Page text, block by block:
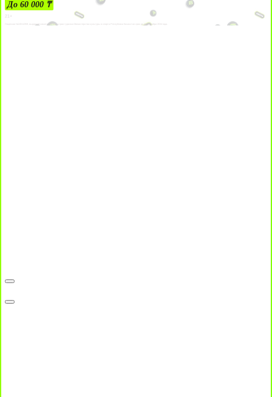
До 60 000 ₸
21+
Лицензии №24514359, выданной комитетом индустрии туризма Министерства культуры и спорта Республики Казахстан срок до 27 сентября 2034 года.